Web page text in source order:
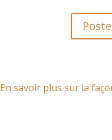
En savoir plus sur la